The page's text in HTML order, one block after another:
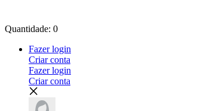
Quantidade: 0
Fazer login
Criar conta
Fazer login
Criar conta